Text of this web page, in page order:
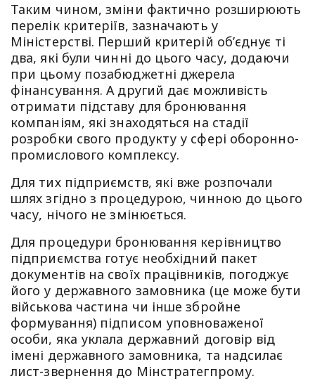
Таким чином, зміни фактично розширюють
перелік критеріїв, зазначають у
Міністерстві. Перший критерій об’єднує ті
два, які були чинні до цього часу, додаючи
при цьому позабюджетні джерела
фінансування. А другий дає можливість
отримати підставу для бронювання
компаніям, які знаходяться на стадії
розробки свого продукту у сфері оборонно-
промислового комплексу.
Для тих підприємств, які вже розпочали
шлях згідно з процедурою, чинною до цього
часу, нічого не змінюється.
Для процедури бронювання керівництво
підприємства готує необхідний пакет
документів на своїх працівників, погоджує
його у державного замовника (це може бути
військова частина чи інше збройне
формування) підписом уповноваженої
особи, яка уклала державний договір від
імені державного замовника, та надсилає
лист-звернення до Мінстратегпрому.